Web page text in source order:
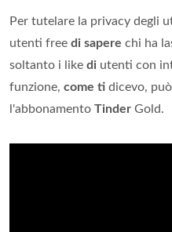
Per tutelare la privacy degli
utenti free di sapere chi ha
soltanto i like di utenti con
funzione, come ti dicevo,
l'abbonamento Tinder Gold.